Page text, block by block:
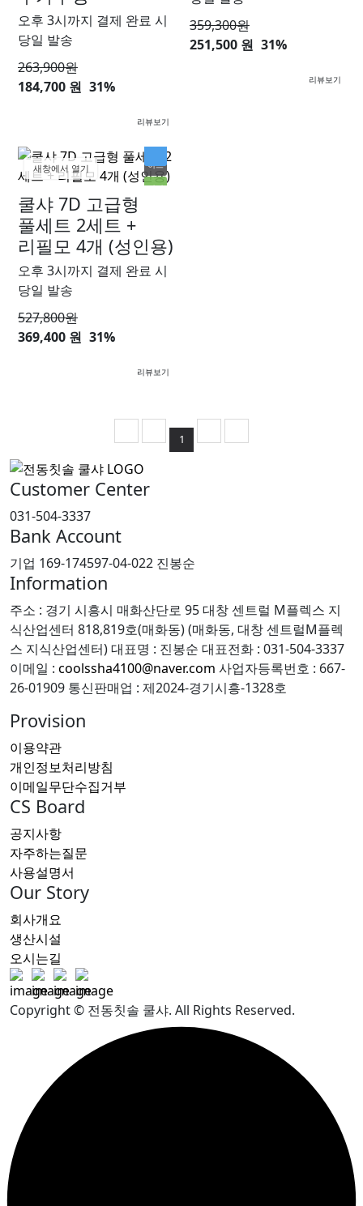
오후 3시까지 결제 완료 시
당일 발송
263,900원
184,700 원 31%
리뷰보기
359,300원
251,500 원 31%
리뷰보기
히트
인기
새창에서 열기
쿨샤 7D 고급형
풀세트 2세트 +
리필모 4개 (성인용)
오후 3시까지 결제 완료 시
당일 발송
527,800원
369,400 원 31%
리뷰보기
1
Customer Center
031-504-3337
Bank Account
기업 169-174597-04-022 진봉순
Information
주소 : 경기 시흥시 매화산단로 95 대창 센트럴 M플렉스 지
식산업센터 818,819호(매화동) (매화동, 대창 센트럴M플렉
스 지식산업센터)대표명 : 진봉순 대표전화 : 031-504-3337
이메일 : coolssha4100@naver.com 사업자등록번호 : 667-
26-01909 통신판매업 : 제2024-경기시흥-1328호
Provision
이용약관
개인정보처리방침
이메일무단수집거부
CS Board
공지사항
자주하는질문
사용설명서
Our Story
회사개요
생산시설
오시는길
Copyright © 전동칫솔 쿨샤. All Rights Reserved.